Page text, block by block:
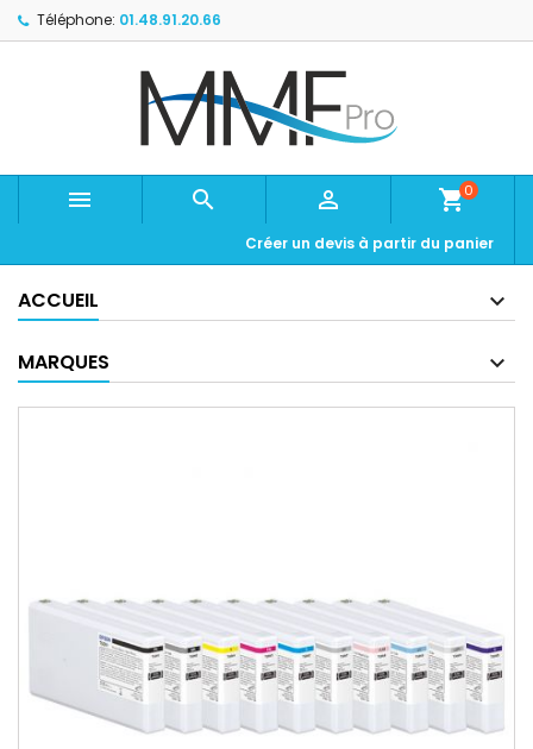
Téléphone: 01.48.91.20.66
   shopping_cart0
Créer un devis à partir du panier
ACCUEIL
MARQUES